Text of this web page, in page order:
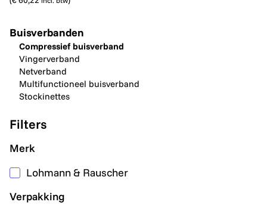
Buisverbanden
Compressief buisverband
Vingerverband
Netverband
Multifunctioneel buisverband
Stockinettes
Filters
Merk
Lohmann & Rauscher
Verpakking